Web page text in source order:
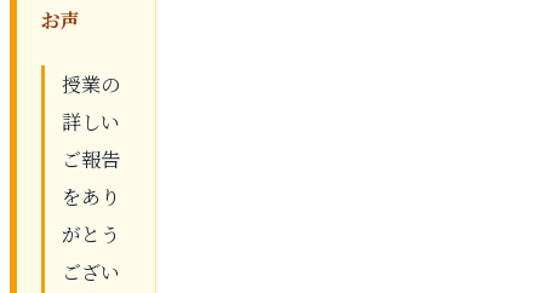
お声
授業の
詳しい
ご報告
をあり
がとう
ござい